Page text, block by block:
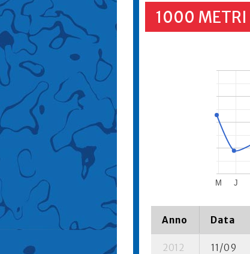
1000 METRI
M J
Anno Data
2012 11/09